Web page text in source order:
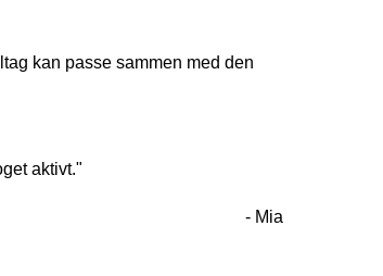
kan passe sammen med den
aktivt."
- Mia